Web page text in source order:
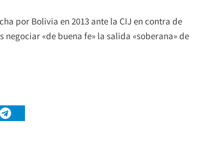
por Bolivia en 2013 ante la CIJ en contra de
«de buena fe» la salida «soberana» de